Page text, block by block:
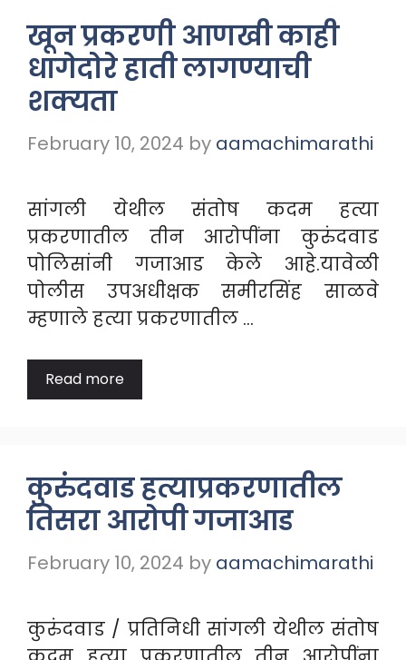
खून प्रकरणी आणखी काही
धागेदोरे हाती लागण्याची
शक्यता
February 10, 2024 by aamachimarathi
सांगली येथील संतोष कदम हत्या
प्रकरणातील तीन आरोपींना कुरुंदवाड
पोलिसांनी गजाआड केले आहे.यावेळी
पोलीस उपअधीक्षक समीरसिंह साळवे
म्हणाले हत्या प्रकरणातील …
Read more
कुरुंदवाड हत्याप्रकरणातील
तिसरा आरोपी गजाआड
February 10, 2024 by aamachimarathi
कुरुंदवाड / प्रतिनिधी सांगली येथील संतोष